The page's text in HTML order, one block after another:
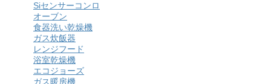
Siセンサーコンロ
オーブン
食器洗い乾燥機
ガス炊飯器
レンジフード
浴室乾燥機
エコジョーズ
ガス暖房機